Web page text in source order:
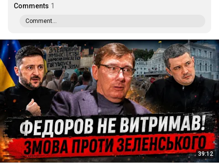
Comments 1
Comment...
39:12